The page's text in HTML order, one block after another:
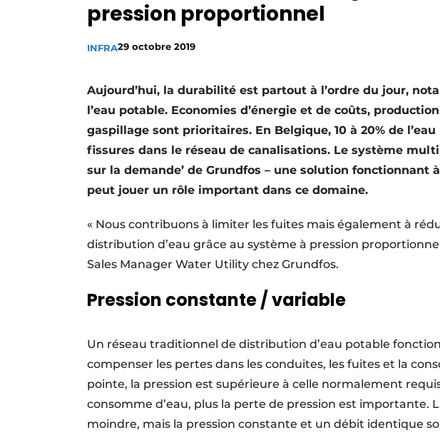
Termes et conditions
Video’s
pression proportionnel
INFRA29 octobre 2019
Aujourd’hui, la durabilité est partout à l’ordre du jour,
l’eau potable. Economies d’énergie et de coûts,
gaspillage sont prioritaires. En Belgique, 10 à 20% de
fissures dans le réseau de canalisations. Le système
sur la demande’ de Grundfos – une solution fonctionnant
peut jouer un rôle important dans ce domaine.
« Nous contribuons à limiter les fuites mais également à
distribution d’eau grâce au système à pression
Sales Manager Water Utility chez Grundfos.
Pression constante / variable
Un réseau traditionnel de distribution d’eau potable
compenser les pertes dans les conduites, les fuites et la
pointe, la pression est supérieure à celle normalement
consomme d’eau, plus la perte de pression est importante.
moindre, mais la pression constante et un débit identique